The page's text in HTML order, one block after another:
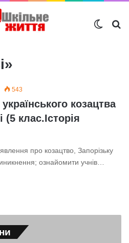
543
козацтва
(5 клас.Історія
про козацтво, Запорізьку
ознайомити учнів…